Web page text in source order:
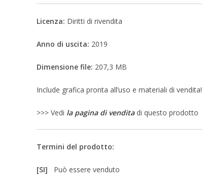
Licenza: Diritti di rivendita
Anno di uscita: 2019
Dimensione file: 207,3 MB
Include grafica pronta all’uso e materiali di vendita!
>>> Vedi la pagina di venditadi questo prodotto
Termini del prodotto:
[SI] Può essere venduto